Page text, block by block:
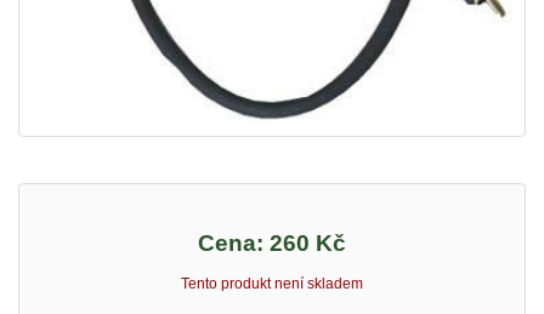
Cena: 260 Kč
Tento produkt není skladem